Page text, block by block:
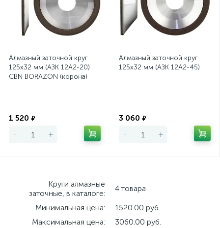
Алмазный заточной круг
125х32 мм (АЗК 12А2-20)
CBN BORAZON (корона)
1 520 ₽
- +
Алмазный заточной круг
125х32 мм (АЗК 12А2-45)
3 060 ₽
- +
Круги алмазные
заточные, в каталоге:
4 товара
Минимальная цена:
1520.00 руб.
Максимальная цена:
3060.00 руб.